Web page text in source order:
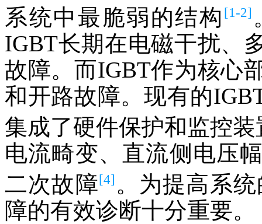
系统中最脆弱的结构 [1-2]
IGBT长期在电磁干扰、
故障。而IGBT作为核心
和开路故障。现有的
集成了硬件保护和监控装
电流畸变、直流侧电压
二次故障[4] 。为提高系
障的有效诊断十分重要。